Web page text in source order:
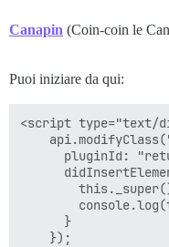
Canapin (Coin-coin le
Puoi iniziare da qui:
<script type="text/
pluginId:
      }
    });